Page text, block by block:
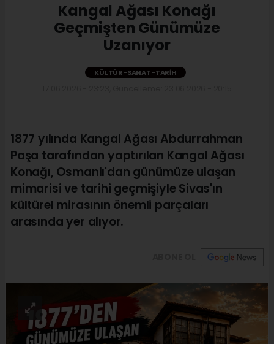
Kangal Ağası Konağı
Geçmişten Günümüze
Uzanıyor
KÜLTÜR-SANAT-TARIH
1877 yılında Kangal Ağası Abdurrahman
Paşa tarafından yaptırılan Kangal Ağası
Konağı, Osmanlı'dan günümüze ulaşan
mimarisi ve tarihi geçmişiyle Sivas'ın
kültürel mirasının önemli parçaları
arasında yer alıyor.